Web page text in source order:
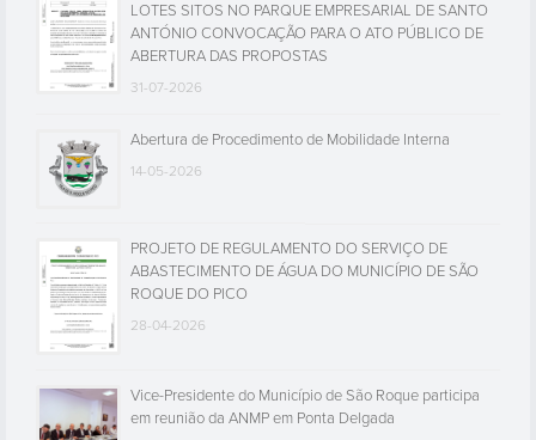
LOTES SITOS NO PARQUE EMPRESARIAL DE SANTO
ANTÓNIO CONVOCAÇÃO PARA O ATO PÚBLICO DE
ABERTURA DAS PROPOSTAS
31-07-2026
Abertura de Procedimento de Mobilidade Interna
14-05-2026
PROJETO DE REGULAMENTO DO SERVIÇO DE
ABASTECIMENTO DE ÁGUA DO MUNICÍPIO DE SÃO
ROQUE DO PICO
28-04-2026
Vice-Presidente do Município de São Roque participa
em reunião da ANMP em Ponta Delgada